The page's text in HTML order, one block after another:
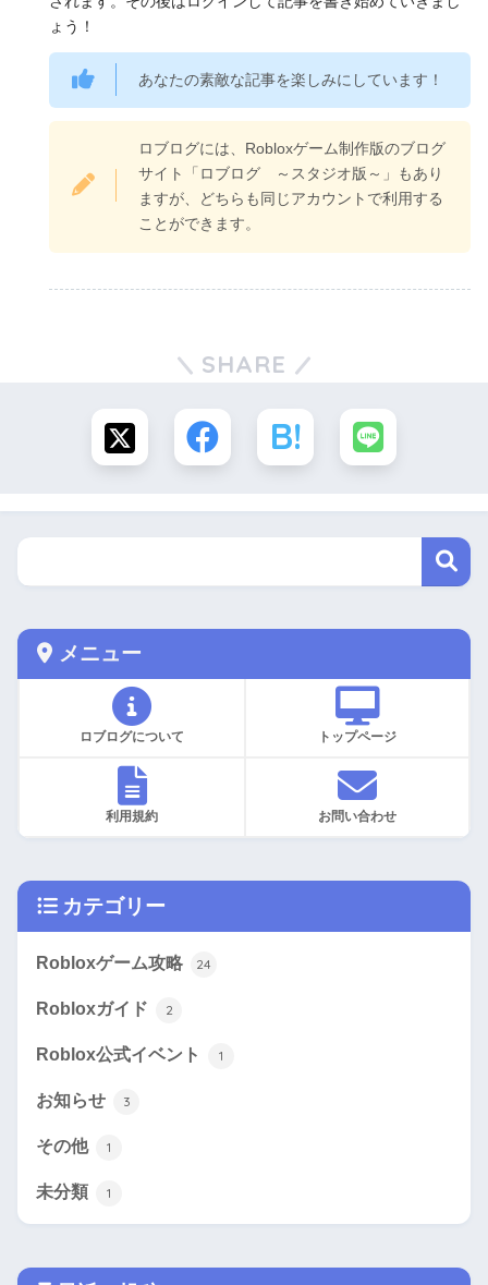
ょう！
あなたの素敵な記事を楽しみにしています！
ロブログには、Robloxゲーム制作版のブログ
サイト「ロブログ ～スタジオ版～」もあり
ますが、どちらも同じアカウントで利用する
ことができます。
SHARE
メニュー
ロブログについて トップページ
利用規約 お問い合わせ
カテゴリー
Robloxゲーム攻略 24
Robloxガイド 2
Roblox公式イベント 1
お知らせ 3
その他 1
未分類 1